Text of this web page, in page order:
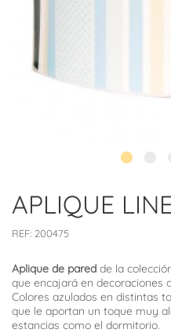
APLIQUE
REF: 200475
Aplique de pared de la
que encajará en decoraciones
Colores azulados en distintas
que le aportan un toque muy
estancias como el dormitorio.